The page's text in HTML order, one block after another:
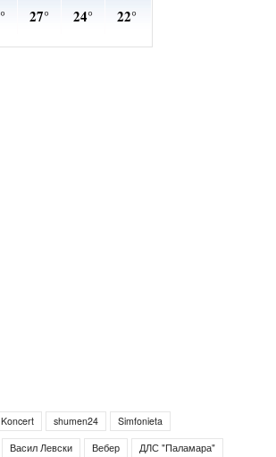
Koncert shumen24
Simfonieta
Васил Левски Вебер
ДЛС "Паламара"